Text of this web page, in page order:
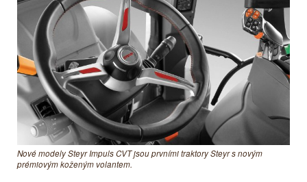
Nové modely Steyr Impuls CVT jsou prvními traktory Steyr s novým
prémiovým koženým volantem.